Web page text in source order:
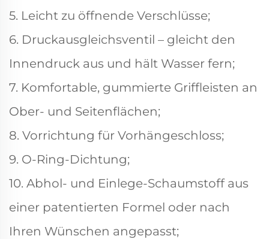
5. Leicht zu öffnende Verschlüsse;
6. Druckausgleichsventil – gleicht den
Innendruck aus und hält Wasser fern;
7. Komfortable, gummierte Griffleisten an
Ober- und Seitenflächen;
8. Vorrichtung für Vorhängeschloss;
9. O-Ring-Dichtung;
10. Abhol- und Einlege-Schaumstoff aus
einer patentierten Formel oder nach
Ihren Wünschen angepasst;